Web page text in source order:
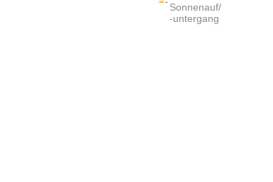
Sonnenauf/
-untergang